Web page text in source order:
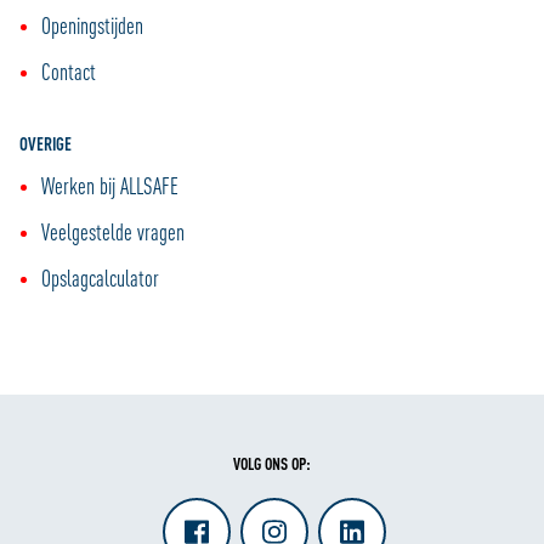
Cookie Policy
Openingstijden
Contact
OVERIGE
Werken bij ALLSAFE
Veelgestelde vragen
Opslagcalculator
VOLG ONS OP: